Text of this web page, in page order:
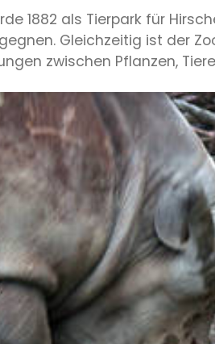
1882 als Tierpark für
Gleichzeitig ist der
zwischen Pflanzen,